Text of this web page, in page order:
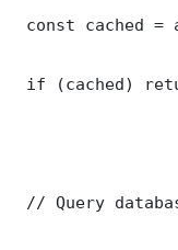
const cached =
if (cached)
// Query